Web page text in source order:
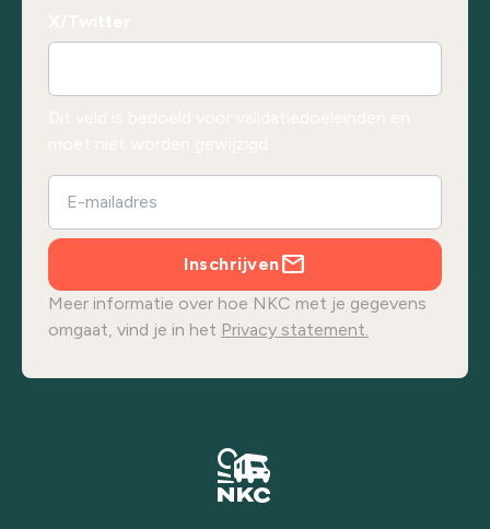
Inschrijven
Meer informatie over hoe NKC met je gegevens
omgaat, vind je in het Privacy statement.